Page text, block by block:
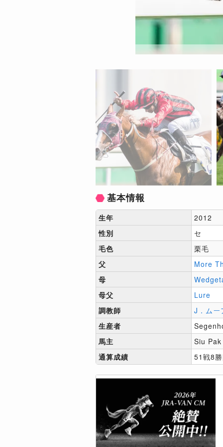
基本情報
生年
2012
性別
セ
毛色
栗毛
父
More
母
母父
Lure
調教師
J．ムー
生産者
馬主
Siu
通算成績
51戦8